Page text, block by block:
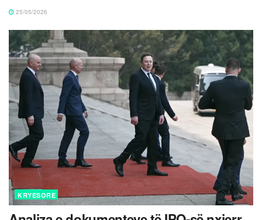
25/05/2026
KRYESORE